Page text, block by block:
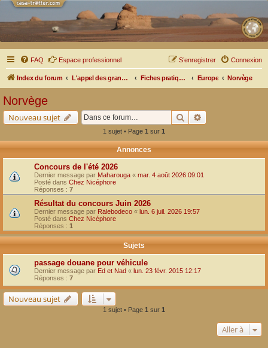
FAQ Espace professionnel Connexion
S’enregistrer
Index du forum L'appel des grands espaces Fiches pratiques par pays, pistes et bivouacs Europe Norvège
Norvège
Nouveau sujet Rechercher
1 sujet • Page 1 sur 1
Annonces
Concours de l'été 2026
Dernier message par Maharouga « mar. 4 août 2026 09:01
Posté dans Chez Nicéphore
Réponses : 7
Résultat du concours Juin 2026
Dernier message par Ralebodeco « lun. 6 juil. 2026 19:57
Posté dans Chez Nicéphore
Réponses : 1
Sujets
passage douane pour véhicule
Dernier message par Ed et Nad « lun. 23 févr. 2015 12:17
Réponses : 7
Nouveau sujet
1 sujet • Page 1 sur 1
Aller à